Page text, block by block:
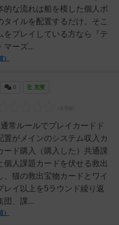
的な流れは船を模した個人ボ
タイルを配置するだけ。そこ
をプレイしている方なら『テ
マーズ...
0 充実
常ルールでプレイカードド
置がメインのシステム収入カ
ド購入（購入した）共通課
個人課題カードを伏せる救出
、猫の救出宝物カードとワイ
レイ以上を5ラウンド繰り返
団、課...